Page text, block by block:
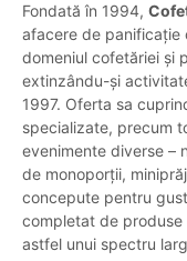
Fondată în 1994,
afacere de panificație
domeniul cofetăriei și
extinzându-și
1997. Oferta sa
specializate, precum
evenimente diverse –
de monoporții,
concepute pentru
completat de
astfel unui spectru